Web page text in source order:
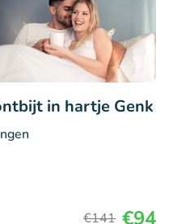
in hartje Genk
€141 €94